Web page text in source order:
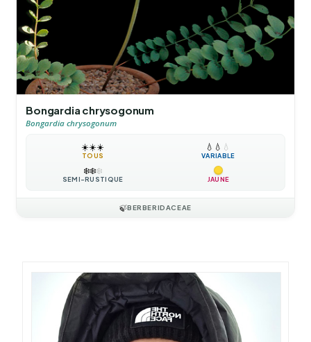
Bongardia chrysogonum
Bongardia chrysogonum
☀️☀️☀️
TOUS
💧 💧 💧
VARIABLE
❄️❄️❄️
SEMI-RUSTIQUE JAUNE
🍃BERBERIDACEAE